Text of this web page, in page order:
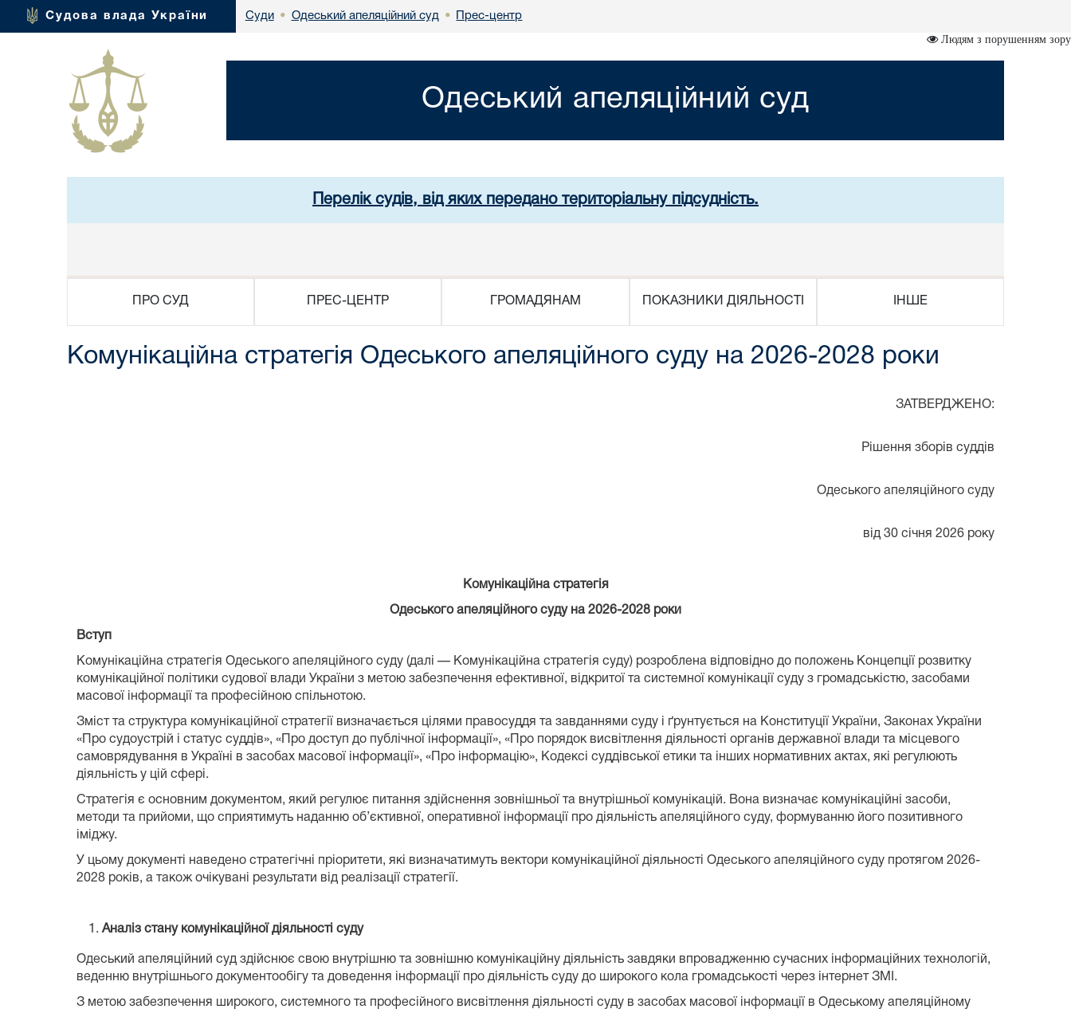
Судова влада України Суди • Одеський апеляційний суд • Прес-центр
Людям з порушенням зору
Одеський апеляційний суд
Перелік судів, від яких передано територіальну підсудність.
ПРО СУД ПРЕС-ЦЕНТР ГРОМАДЯНАМ ПОКАЗНИКИ ДІЯЛЬНОСТІ ІНШЕ
Комунікаційна стратегія Одеського апеляційного суду на 2026-2028 роки
ЗАТВЕРДЖЕНО:
Рішення зборів суддів
Одеського апеляційного суду
від 30 січня 2026 року
Комунікаційна стратегія
Одеського апеляційного суду на 2026-2028 роки
Вступ
Комунікаційна стратегія Одеського апеляційного суду (далі — Комунікаційна стратегія суду) розроблена відповідно до положень Концепції розвитку
комунікаційної політики судової влади України з метою забезпечення ефективної, відкритої та системної комунікації суду з громадськістю, засобами
масової інформації та професійною спільнотою.
Зміст та структура комунікаційної стратегії визначається цілями правосуддя та завданнями суду і ґрунтується на Конституції України, Законах України
«Про судоустрій і статус суддів», «Про доступ до публічної інформації», «Про порядок висвітлення діяльності органів державної влади та місцевого
самоврядування в Україні в засобах масової інформації», «Про інформацію», Кодексі суддівської етики та інших нормативних актах, які регулюють
діяльність у цій сфері.
Стратегія є основним документом, який регулює питання здійснення зовнішньої та внутрішньої комунікацій. Вона визначає комунікаційні засоби,
методи та прийоми, що сприятимуть наданню об’єктивної, оперативної інформації про діяльність апеляційного суду, формуванню його позитивного
іміджу.
У цьому документі наведено стратегічні пріоритети, які визначатимуть вектори комунікаційної діяльності Одеського апеляційного суду протягом 2026-
2028 років, а також очікувані результати від реалізації стратегії.
Аналіз стану комунікаційної діяльності суду
Одеський апеляційний суд здійснює свою внутрішню та зовнішню комунікаційну діяльність завдяки впровадженню сучасних інформаційних технологій,
веденню внутрішнього документообігу та доведення інформації про діяльність суду до широкого кола громадськості через інтернет ЗМІ.
З метою забезпечення широкого, системного та професійного висвітлення діяльності суду в засобах масової інформації в Одеському апеляційному